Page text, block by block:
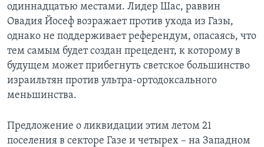
одиннадцатью местами. Лидер Шас, раввин
Овадия Йосеф возражает против ухода из Газы,
однако не поддерживает референдум, опасаясь, что
тем самым будет создан прецедент, к которому в
будущем может прибегнуть светское большинство
израильтян против ультра-ортодоксального
меньшинства.
Предложение о ликвидации этим летом 21
поселения в секторе Газе и четырех – на Западном